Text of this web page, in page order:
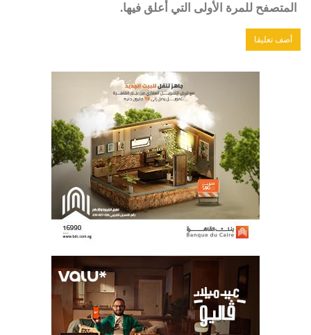
المتصفح للمرة الأولى التي أعلق فيها.